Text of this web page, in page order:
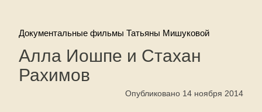
Документальные фильмы Татьяны Мишуковой
Алла Иошпе и Стахан
Рахимов
Опубликовано 14 ноября 2014